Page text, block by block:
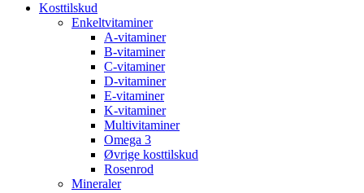
Kosttilskud
Enkeltvitaminer
A-vitaminer
B-vitaminer
C-vitaminer
D-vitaminer
E-vitaminer
K-vitaminer
Multivitaminer
Omega 3
Øvrige kosttilskud
Rosenrod
Mineraler